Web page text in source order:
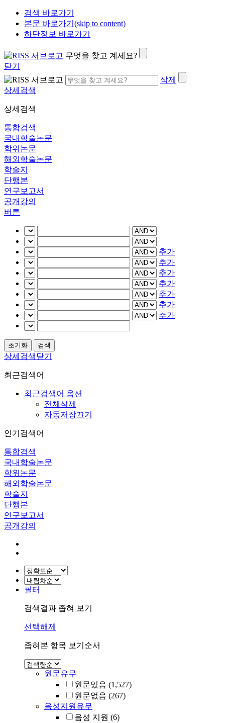
검색 바로가기
본문 바로가기(skip to content)
하단정보 바로가기
무엇을 찾고 계세요?
닫기
삭제
상세검색
상세검색
통합검색
국내학술논문
학위논문
해외학술논문
학술지
단행본
연구보고서
공개강의
버튼
추가
추가
추가
추가
추가
추가
추가
상세검색닫기
최근검색어
최근검색어 옵션
전체삭제
자동저장끄기
인기검색어
통합검색
국내학술논문
학위논문
해외학술논문
학술지
단행본
연구보고서
공개강의
필터
검색결과 좁혀 보기
선택해제
좁혀본 항목 보기순서
원문유무
원문있음 (1,527)
원문없음 (267)
음성지원유무
음성 지원 (6)